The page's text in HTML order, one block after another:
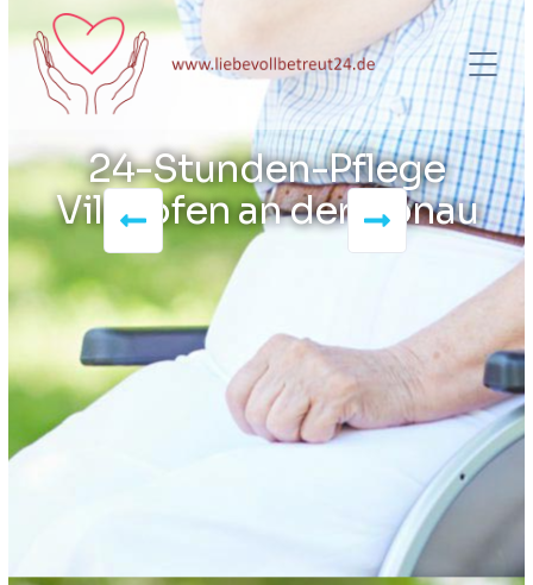
24-Stunden-Pflege
Vilshofen an der Donau